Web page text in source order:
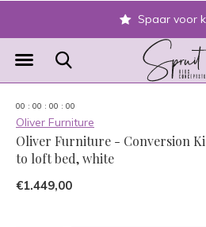
Spaar voor
00 : 00 : 00 : 00
Oliver Furniture
Oliver Furniture - Conversion
to loft bed, white
€1.449,00